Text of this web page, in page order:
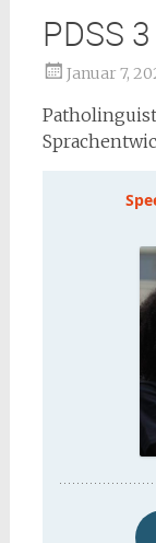
PDSS 3
Januar 7,